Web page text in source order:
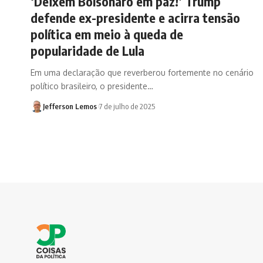
defende ex-presidente e acirra tensão
política em meio à queda de
popularidade de Lula
Em uma declaração que reverberou fortemente no cenário
político brasileiro, o presidente…
Jefferson Lemos 7 de julho de 2025